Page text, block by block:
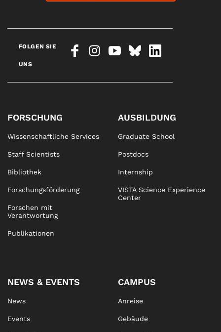
FOLGEN SIE
UNS
FORSCHUNG
Wissenschaftliche Services
Staff Scientists
Bibliothek
Forschungsförderung
Forschen mit
Verantwortung
Publikationen
AUSBILDUNG
Graduate School
Postdocs
Internship
VISTA Science Experience
Center
NEWS & EVENTS
News
Events
CAMPUS
Anreise
Gebäude